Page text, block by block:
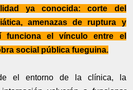
ya conocida: corte del
amenazas de ruptura y
funciona el vínculo entre el
social pública fueguina.
el entorno de la clínica, la